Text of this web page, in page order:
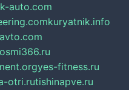
auto.com
kuryatnik.info
smi366.ru
yes-fitness.ru
otri.rutishinapve.ru